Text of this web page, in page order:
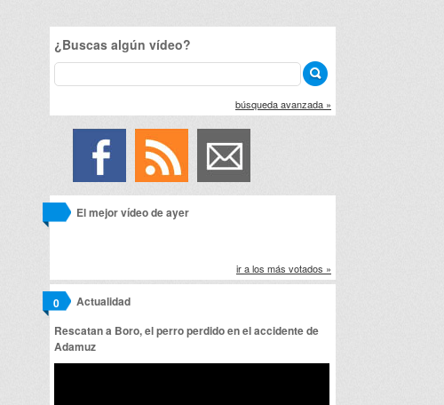
¿Buscas algún vídeo?
búsqueda avanzada »
El mejor vídeo de ayer
ir a los más votados »
Actualidad
0
Rescatan a Boro, el perro perdido en el accidente de
Adamuz